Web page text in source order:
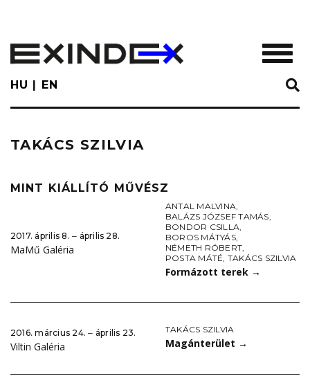
main
content
HU EN
TAKÁCS SZILVIA
MINT KIÁLLÍTÓ MŰVÉSZ
2017. április 8. ‒ április 28.
MaMű Galéria
ANTAL MALVINA,
BALÁZS JÓZSEF TAMÁS,
BONDOR CSILLA,
BOROS MÁTYÁS,
NÉMETH RÓBERT,
POSTA MÁTÉ, TAKÁCS SZILVIA
Formázott terek →
2016. március 24. ‒ április 23.
Viltin Galéria
TAKÁCS SZILVIA
Magánterület →